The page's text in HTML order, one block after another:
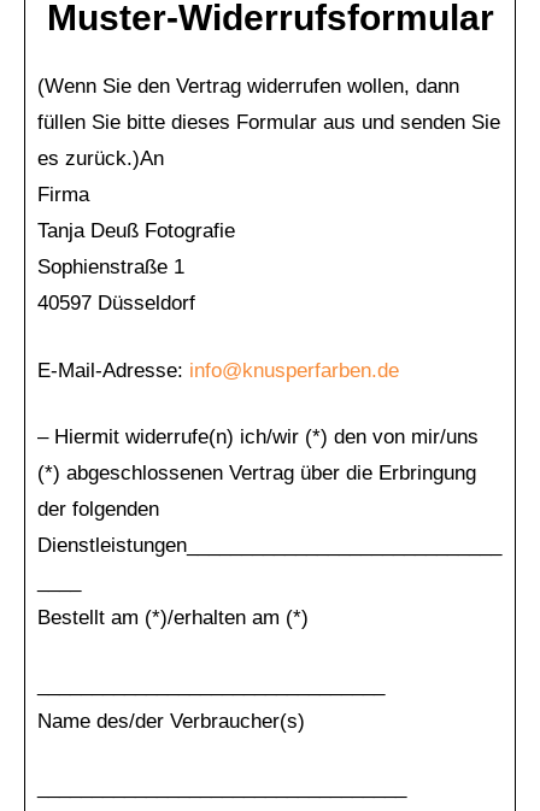
Muster-Widerrufsformular
(Wenn Sie den Vertrag widerrufen wollen, dann
füllen Sie bitte dieses Formular aus und senden Sie
es zurück.)An
Firma
Tanja Deuß Fotografie
Sophienstraße 1
40597 Düsseldorf
E-Mail-Adresse: info@knusperfarben.de
– Hiermit widerrufe(n) ich/wir (*) den von mir/uns
(*) abgeschlossenen Vertrag über die Erbringung
der folgenden
Dienstleistungen_____________________________
Bestellt am (*)/erhalten am (*)
Name des/der Verbraucher(s)